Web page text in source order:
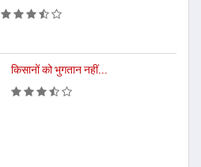
किसानों को भुगतान नहीं...